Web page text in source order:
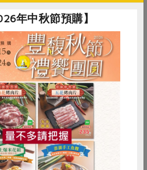
冷藏21天
使用台灣本土水果，不添加色素、防
腐劑、香料、甜味劑等人工添加物，
並使用HPP冷高壓滅菌，可直接喝到
最原始、最完整的水果原汁。因不添
加水跟糖調整，每季的風味會有不
同。
1. 搖晃瓶身，讓果肉跟果汁均勻分布
後，開瓶直接飲用即可。
2. 亦可加水或茶飲勾兌後飲用。原汁
與水勾兌比例建議，原汁：水 = 2：1
RPET 食譜 減硝酸鹽
食安 共同購買
年中秋節預購】